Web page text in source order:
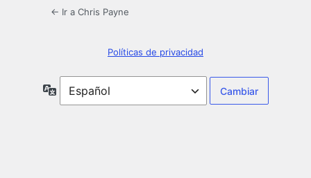
← Ir a Chris Payne
Políticas de privacidad
Idioma